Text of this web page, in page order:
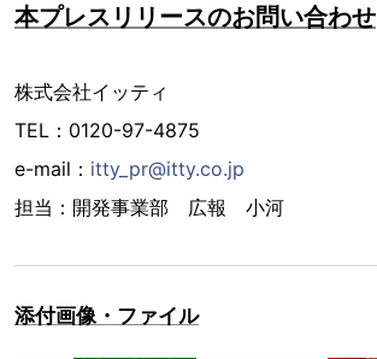
本プレスリリースのお問い合わせ
株式会社イッティ
TEL：0120-97-4875
e-mail： itty_pr@itty.co.jp
担当：開発事業部 広報 小河
添付画像・ファイル